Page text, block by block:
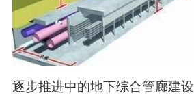
逐步推进中的地下综合管廊建设